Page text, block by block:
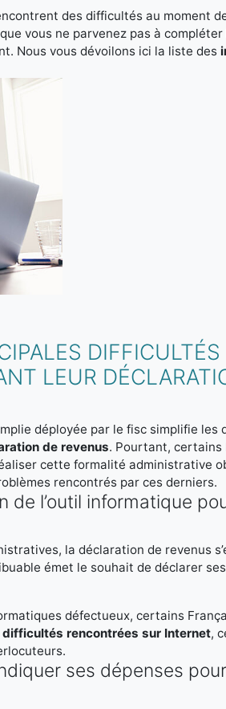
des difficultés au moment
vous ne parvenez pas à
Nous vous dévoilons ici la liste des
LEUR
déployée par le fisc simplifie les
de revenus. Pourtant, certains
cette formalité administrative
rencontrés par ces derniers.
de l’outil informatique
la déclaration de revenus
émet le souhait de déclarer
défectueux, certains
difficultés rencontrées sur Internet,
ses dépenses